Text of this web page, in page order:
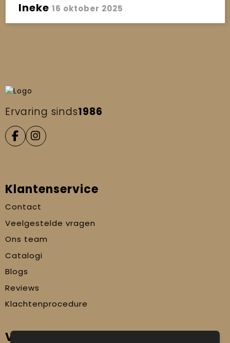
Ineke 16 oktober 2025
Ervaring sinds1986
Klantenservice
Contact
Veelgestelde vragen
Ons team
Catalogi
Blogs
Reviews
Klachtenprocedure
Veilig winkelen